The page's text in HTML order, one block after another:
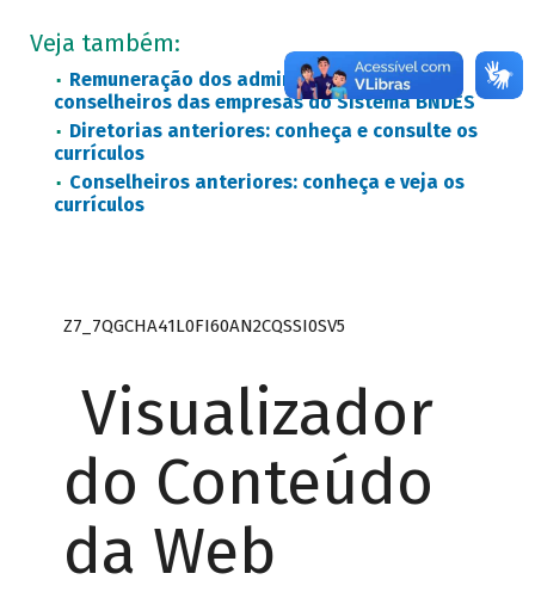
Veja também:
Remuneração dos administradores e
conselheiros das empresas do Sistema BNDES
Diretorias anteriores: conheça e consulte os
currículos
Conselheiros anteriores: conheça e veja os
currículos
Z7_7QGCHA41L0FI60AN2CQSSI0SV5
Visualizador
do Conteúdo
da Web